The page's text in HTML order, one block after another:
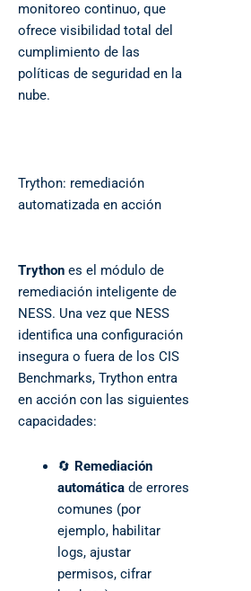
monitoreo continuo, que
ofrece visibilidad total del
cumplimiento de las
políticas de seguridad en la
nube.
Trython: remediación
automatizada en acción
Trython es el módulo de
remediación inteligente de
NESS. Una vez que NESS
identifica una configuración
insegura o fuera de los CIS
Benchmarks, Trython entra
en acción con las siguientes
capacidades:
🔄 Remediación
automáticade errores
comunes (por
ejemplo, habilitar
logs, ajustar
permisos, cifrar